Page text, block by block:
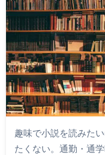
趣味で小説を読みた
たくない。通勤・通